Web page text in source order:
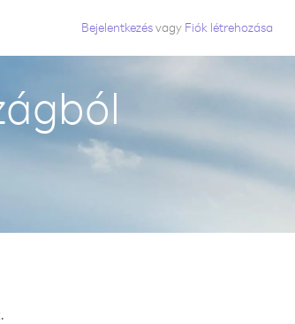
Bejelentkezésvagy Fiók létrehozása